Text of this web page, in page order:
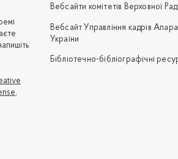
Вебсайти комітетів Верховної
Вебсайт Управління кадрів
України
Бібліотечно-бібліографічні
,